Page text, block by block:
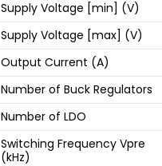
Supply Voltage [min] (V)
Supply Voltage [max] (V)
Output Current (A)
Number of Buck Regulators
Number of LDO
Switching Frequency Vpre
(kHz)